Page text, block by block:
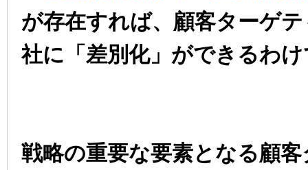
が存在すれば、顧客ターゲ
社に「差別化」ができるわ
戦略の重要な要素となる顧